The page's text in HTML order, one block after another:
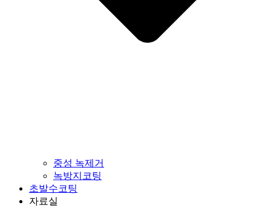
중성 녹제거
녹방지코팅
초발수코팅
자료실